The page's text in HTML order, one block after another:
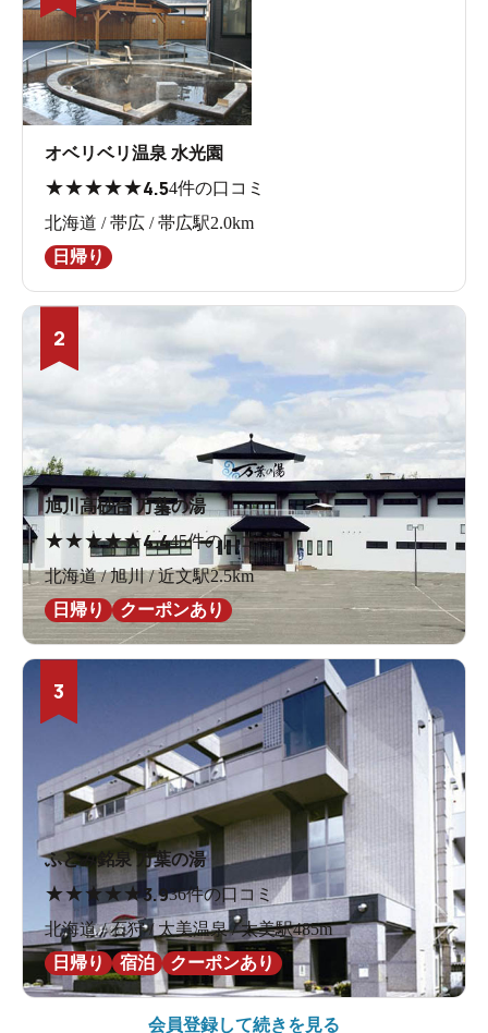
オベリベリ温泉 水光園
★★★★★4.54件の口コミ
北海道 / 帯広 / 帯広駅2.0km
日帰り
2
旭川高砂台 万葉の湯
★★★★★4.445件の口コミ
北海道 / 旭川 / 近文駅2.5km
日帰り
クーポンあり
3
ふとみ銘泉 万葉の湯
★★★★ ★3.936件の口コミ
北海道 / 石狩 / 太美温泉 / 太美駅485m
日帰り
宿泊 クーポンあり
会員登録して続きを見る